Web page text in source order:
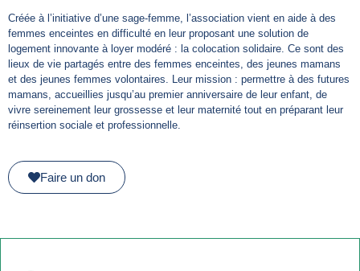
Créée à l’initiative d’une sage-femme, l’association vient en aide à des
femmes enceintes en difficulté en leur proposant une solution de
logement innovante à loyer modéré : la colocation solidaire. Ce sont des
lieux de vie partagés entre des femmes enceintes, des jeunes mamans
et des jeunes femmes volontaires. Leur mission : permettre à des futures
mamans, accueillies jusqu’au premier anniversaire de leur enfant, de
vivre sereinement leur grossesse et leur maternité tout en préparant leur
réinsertion sociale et professionnelle.
Faire un don